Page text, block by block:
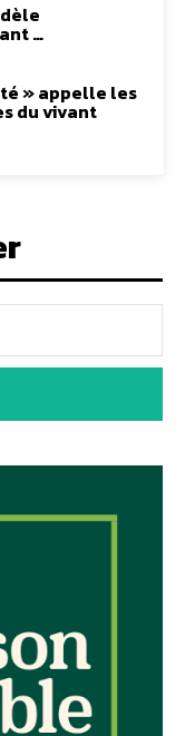
…
» appelle les
du vivant